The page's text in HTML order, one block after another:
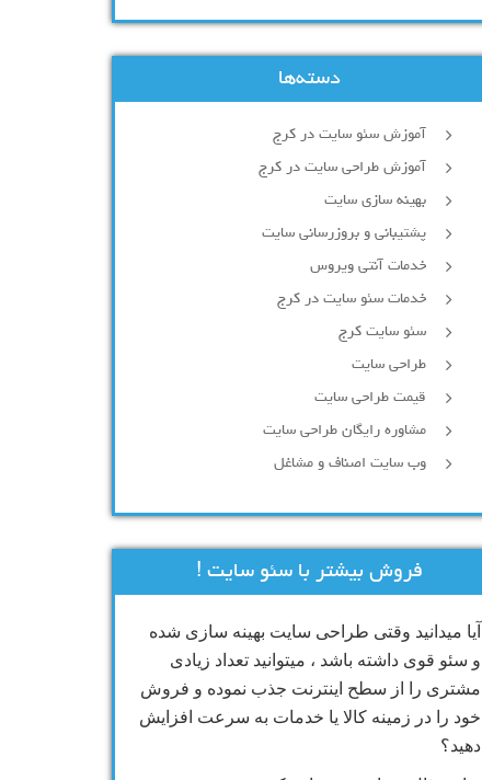
دسته‌ها
آموزش سئو سایت در کرج
آموزش طراحی سایت در کرج
بهینه سازی سایت
پشتیبانی و بروزرسانی سایت
خدمات آنتی ویروس
خدمات سئو سایت در کرج
سئو سایت کرج
طراحی سایت
قیمت طراحی سایت
مشاوره رایگان طراحی سایت
وب سایت اصناف و مشاغل
فروش بیشتر با سئو سایت !
آیا میدانید وقتی طراحی سایت بهینه سازی شده
و سئو قوی داشته باشد ، میتوانید تعداد زیادی
مشتری را از سطح اینترنت جذب نموده و فروش
خود را در زمینه کالا یا خدمات به سرعت افزایش
دهید؟